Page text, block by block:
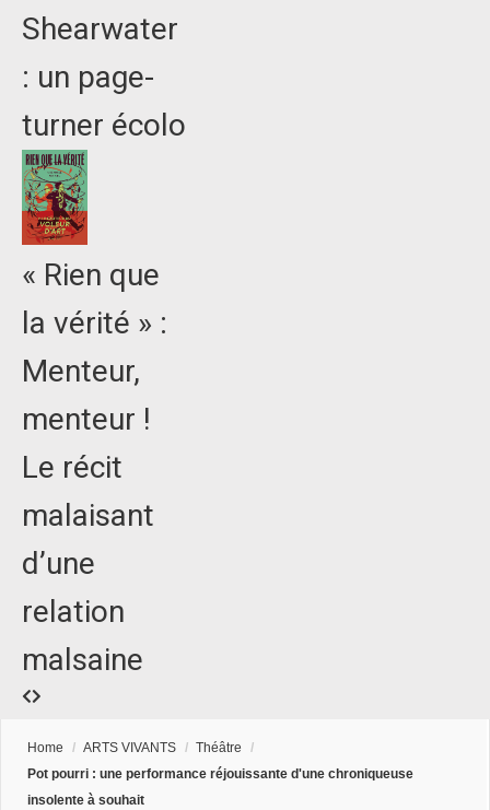
Shearwater
: un page-
turner écolo
« Rien que
la vérité » :
Menteur,
menteur !
Le récit
malaisant
d’une
relation
malsaine
Home / ARTS VIVANTS / Théâtre
/
Pot pourri : une performance réjouissante d'une chroniqueuse
insolente à souhait